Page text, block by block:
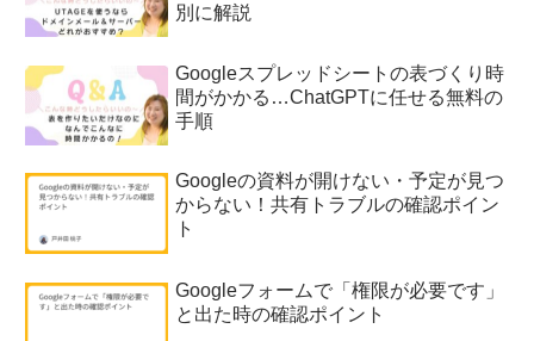
別に解説
Googleスプレッドシートの表づくり時
間がかかる…ChatGPTに任せる無料の
手順
Googleの資料が開けない・予定が見つ
からない！共有トラブルの確認ポイン
ト
Googleフォームで「権限が必要です」
と出た時の確認ポイント